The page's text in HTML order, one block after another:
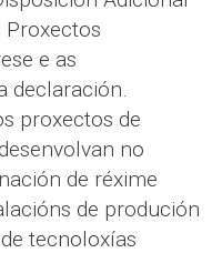
Proxectos
e as
declaración.
proxectos de
no
de réxime
de produción
tecnoloxías